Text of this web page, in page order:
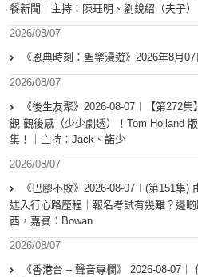
餐新聞｜主持：陳珏明、劉銳紹（夫子）
2026/08/07
《恩典時刻：聖樂漫遊》2026年8月
2026/08/07
《後生友聚》2026-08-07︱【第272
觀 觀後感（少少劇透）！Tom Holland
集！｜主持：Jack、諾少
2026/08/07
《巴膠不敗》2026-08-07︱(第151集
述入行心路歷程｜報名考試有幾難？邊
西，嘉賓︰Bowan
2026/08/07
《香港台 – 聲音專欄》 2026-08-07